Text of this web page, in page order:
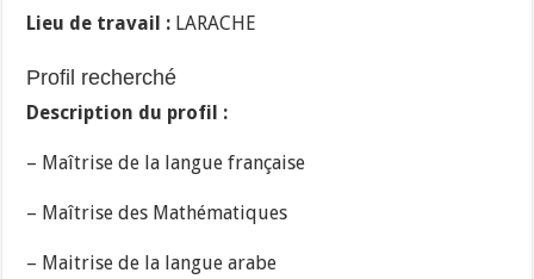
Lieu de travail : LARACHE
Profil recherché
Description du profil :
– Maîtrise de la langue française
– Maîtrise des Mathématiques
– Maitrise de la langue arabe